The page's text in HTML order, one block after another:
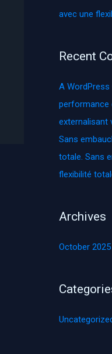
avec une
Recent
A
performance
externalisant
Sans
totale. Sans
flexibilité
Archives
October 2025